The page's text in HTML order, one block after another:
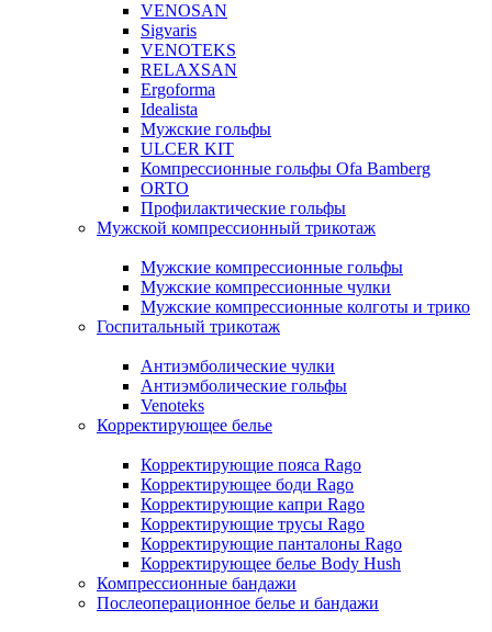
VENOSAN
Sigvaris
VENOTEKS
RELAXSAN
Ergoforma
Idealista
Мужские гольфы
ULCER KIT
Компрессионные гольфы Ofa Bamberg
ORTO
Профилактические гольфы
Мужской компрессионный трикотаж
Мужские компрессионные гольфы
Мужские компрессионные чулки
Мужские компрессионные колготы и трико
Госпитальный трикотаж
Антиэмболические чулки
Антиэмболические гольфы
Venoteks
Корректирующее белье
Корректирующие пояса Rago
Корректирующее боди Rago
Корректирующие капри Rago
Корректирующие трусы Rago
Корректирующие панталоны Rago
Корректирующее белье Body Hush
Компрессионные бандажи
Послеоперационное белье и бандажи